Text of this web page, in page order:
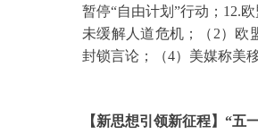
暂停“自由计划”行动；12.
未缓解人道危机；（2）欧
封锁言论；（4）美媒称美
【新思想引领新征程】 “五